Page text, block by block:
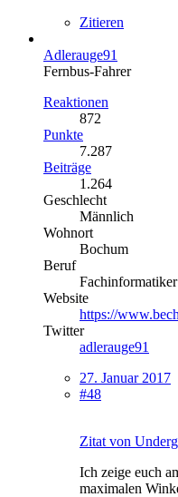
Zitieren
Adlerauge91
Fernbus-Fahrer
Reaktionen
872
Punkte
7.287
Beiträge
1.264
Geschlecht
Männlich
Wohnort
Bochum
Beruf
Website
https://
Twitter
adlerauge91
27. Januar 2017
#48
Zitat von
Ich zeige euch
maximalen